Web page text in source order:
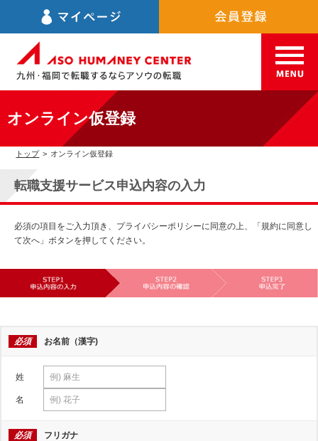
オンライン仮登録
トップ > オンライン仮登録
転職支援サービス申込内容の入力
必須の項目をご入力頂き、プライバシーポリシーに同意の上、「規約に同意し
て次へ」ボタンを押してください。
必須 お名前（漢字)
姓
名
必須 フリガナ